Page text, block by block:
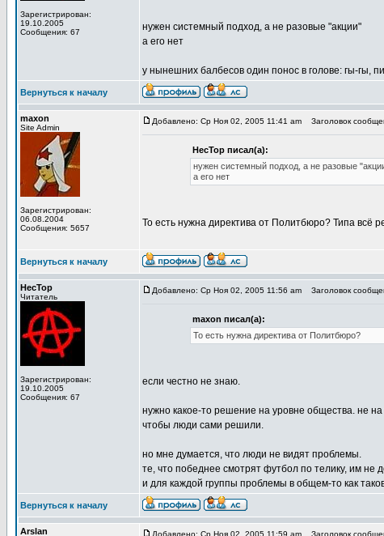
Зарегистрирован:
19.10.2005
Сообщения: 67
нужен системный подход, а не разовые "акции"
а его нет
у нынешних балбесов один понос в голове: гы-гы,
Вернуться к началу
maxon
Site Admin
Зарегистрирован:
06.08.2004
Сообщения: 5657
Добавлено: Ср Ноя 02, 2005 11:41 am Заголовок
HecTop писал(а):
нужен системный подход, а не разовые
а его нет
То есть нужна директива от Политбюро? Типа всё
Вернуться к началу
HecTop
Читатель
Зарегистрирован:
19.10.2005
Сообщения: 67
Добавлено: Ср Ноя 02, 2005 11:56 am Заголовок
maxon писал(а):
То есть нужна директива от Политбюро?
если честно не знаю.
нужно какое-то решение на уровне общества. не
чтобы люди сами решили.
но мне думается, что люди не видят проблемы.
те, что победнее смотрят футбол по телику, им не
и для каждой группы проблемы в общем-то как
Вернуться к началу
Arslan Добавлено: Ср Ноя 02, 2005 11:59 am Заголовок